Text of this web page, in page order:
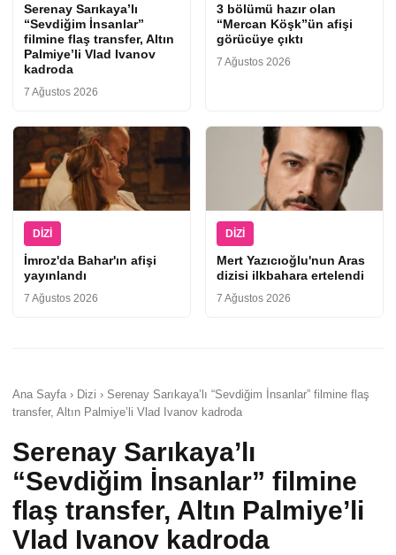
Serenay Sarıkaya’lı
“Sevdiğim İnsanlar”
filmine flaş transfer, Altın
Palmiye’li Vlad Ivanov
kadroda
7 Ağustos 2026
3 bölümü hazır olan
“Mercan Köşk”ün afişi
görücüye çıktı
7 Ağustos 2026
DIZI
İmroz'da Bahar'ın afişi
yayınlandı
7 Ağustos 2026
DIZI
Mert Yazıcıoğlu'nun Aras
dizisi ilkbahara ertelendi
7 Ağustos 2026
Ana Sayfa › Dizi › Serenay Sarıkaya’lı “Sevdiğim İnsanlar” filmine flaş
transfer, Altın Palmiye’li Vlad Ivanov kadroda
Serenay Sarıkaya’lı
“Sevdiğim İnsanlar” filmine
flaş transfer, Altın Palmiye’li
Vlad Ivanov kadroda